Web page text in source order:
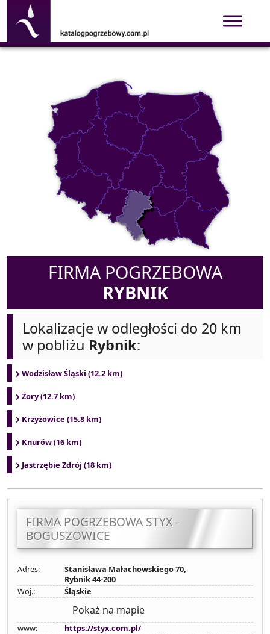
FIRMA POGRZEBOWA
RYBNIK
Lokalizacje w odległości do 20 km
w pobliżu Rybnik:
Wodzisław Śląski (12.2 km)
Żory (12.7 km)
Krzyżowice (15.8 km)
Knurów (16 km)
Jastrzębie Zdrój (18 km)
FIRMA POGRZEBOWA STYX -
BOGUSZOWICE
Adres:
Stanisława Małachowskiego 70,
Rybnik 44-200
Woj.:
Śląskie
Pokaż na mapie
www:
https://styx.com.pl/